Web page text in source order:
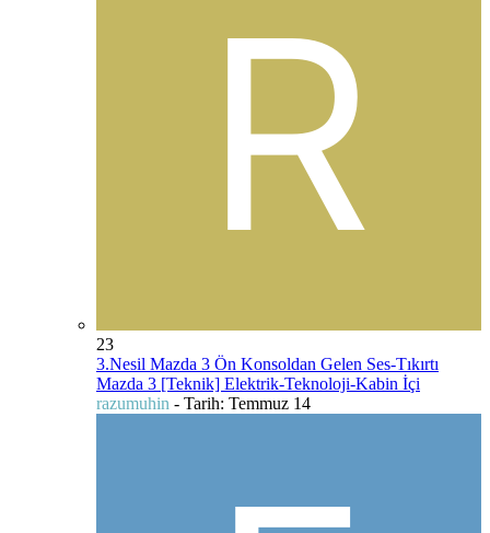
23
3.Nesil Mazda 3 Ön Konsoldan Gelen Ses-Tıkırtı
Mazda 3 [Teknik] Elektrik-Teknoloji-Kabin İçi
razumuhin - Tarih: Temmuz 14